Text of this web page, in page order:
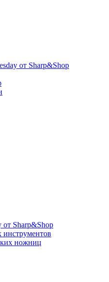
от Sharp&Shop
от Sharp&Shop
ножниц